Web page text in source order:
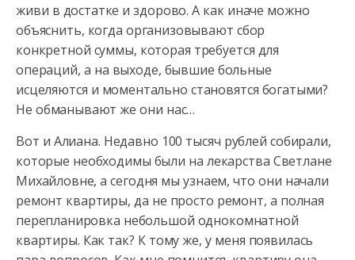
живи в достатке и здорово. А как иначе можно
объяснить, когда организовывают сбор
конкретной суммы, которая требуется для
операций, а на выходе, бывшие больные
исцеляются и моментально становятся богатыми?
Не обманывают же они нас…
Вот и Алиана. Недавно 100 тысяч рублей собирали,
которые необходимы были на лекарства Светлане
Михайловне, а сегодня мы узнаем, что они начали
ремонт квартиры, да не просто ремонт, а полная
перепланировка небольшой однокомнатной
квартиры. Как так? К тому же, у меня появилась